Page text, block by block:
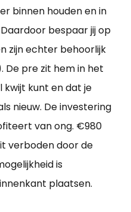
binnen houden en in
bespaar jij op
zijn echter behoorlijk
De pre zit hem in het
kunt en dat je
nieuw. De investering
van ong. €980
verboden door de
is
plaatsen.